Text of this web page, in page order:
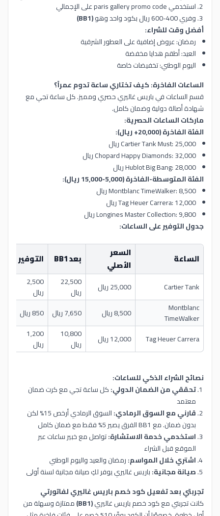
استخدمي paris gallery promo code على الإجمالي
وفري 400-600 ريال بكود واحد وهو
(BB1)
أفضل وقت للشراء:
رمضان: عروض إضافية على العطور الشرقية
العيد: أطقم هدايا مخفضة
اليوم الوطني: تخفيضات خاصة
الساعات الفاخرة: كيف تختاري ساعة تدوم عمراً؟
قسم الساعات في باريس غاليري حصري ومميز. كل ساعة تجي مع
شهادة أصالة دولية وضمان كامل.
ماركات الساعات الحصرية:
الفئة الفاخرة (20,000+ ريال):
Cartier Tank Must: 25,000 ريال
Chopard Happy Diamonds: 32,000 ريال
Hublot Big Bang: 28,000 ريال
الفئة المتوسطة-الفاخرة (5,000-15,000 ريال):
Montblanc TimeWalker: 8,500 ريال
Tag Heuer Carrera: 12,000 ريال
Longines Master Collection: 9,800 ريال
جدول التوفير على الساعات:
الساعة
السعر
الأصلي
بعد BB1 التوفير
Cartier Tank 25,000 ريال
22,500
ريال
2,500
ريال
Montblanc
TimeWalker
8,500 ريال 7,650 ريال 850 ريال
Tag Heuer Carrera
12,000 ريال
10,800
ريال
1,200
ريال
نصائح الشراء الذكي للساعات:
تحققي من الضمان الدولي:كل ساعة تجي مع كرت ضمان
معتمد
قارني مع السوق الرمادي:
السوق الرمادي أرخص 15% لكن
بدون ضمان. مع BB1 الفرق يصير 5% فقط مع ضمان كامل
استخدمي خدمة الاستشارة:تواصل مع خبير ساعات عبر
الموقع قبل الشراء
اشتري خلال المواسم:رمضان والعيد واليوم الوطني
صيانة مجانية:باريس غاليري يوفر لكِ صيانة مجانية لسنة أولى
تجربتي بعد تفعيل كود خصم باريس غاليري لفاتورتي
كانت تجربتي مع كود خصم باريس غاليري(BB1)
ممتازة وسهلة من